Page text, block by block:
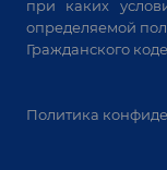
при каких
определяемой
Гражданского
Политика